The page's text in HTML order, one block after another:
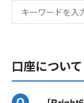
口座について